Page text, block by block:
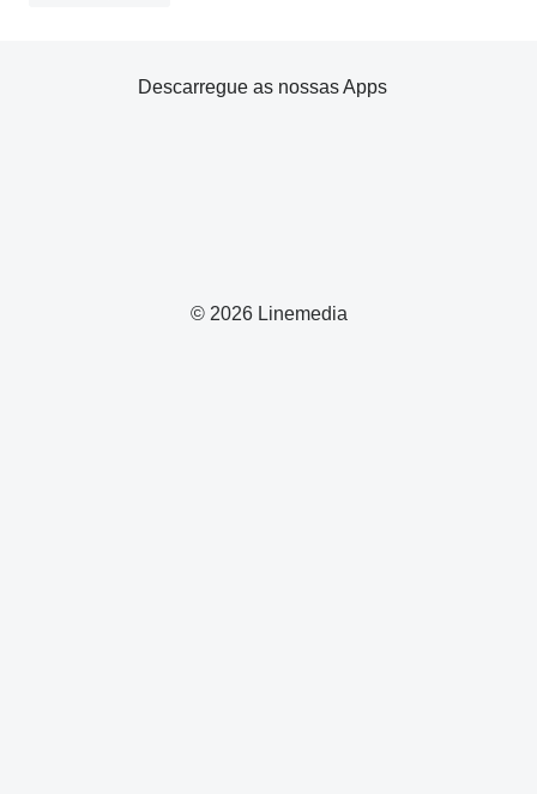
© 2026 Linemedia
Descarregue as nossas Apps